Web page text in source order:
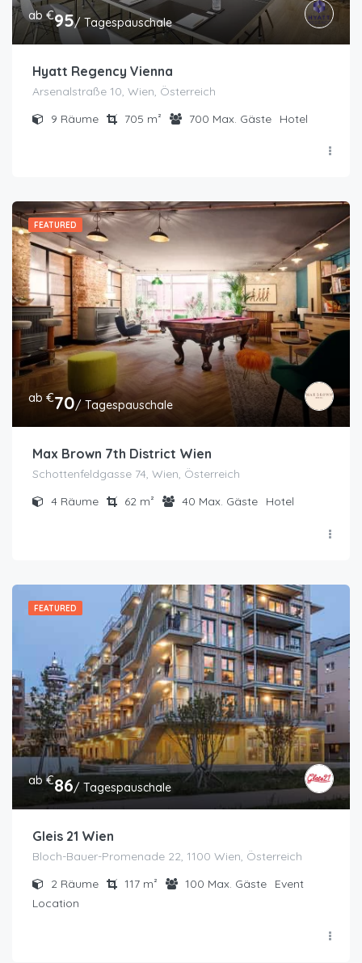
ab €95/ Tagespauschale
Hyatt Regency Vienna
Arsenalstraße 10, Wien, Österreich
9 Räume 705 m² 700 Max. Gäste Hotel
FEATURED
ab €70/ Tagespauschale
Max Brown 7th District Wien
Schottenfeldgasse 74, Wien, Österreich
4 Räume 62 m² 40 Max. Gäste Hotel
FEATURED
ab €86/ Tagespauschale
Gleis 21 Wien
Bloch-Bauer-Promenade 22, 1100 Wien, Österreich
2 Räume 117 m² 100 Max. Gäste
Event
Location